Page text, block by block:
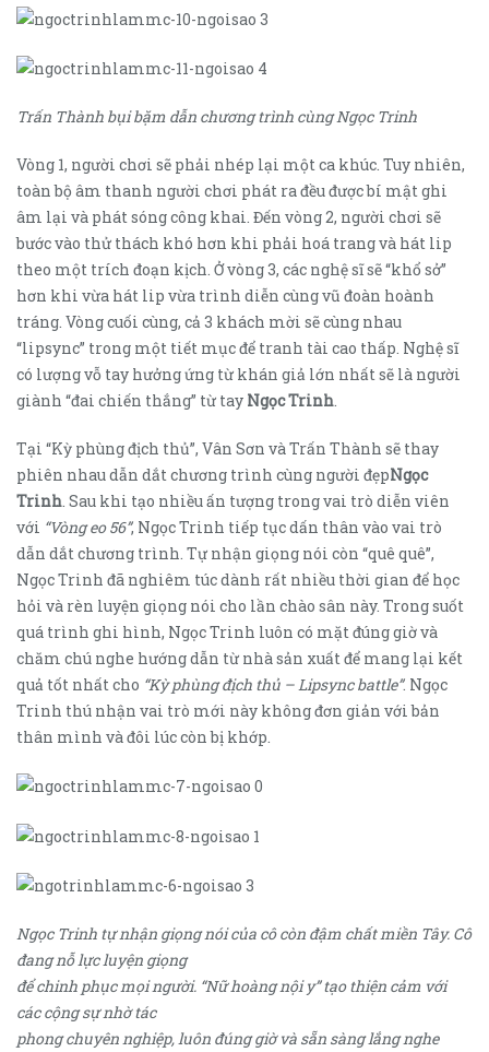
Trấn Thành bụi bặm dẫn chương trình cùng Ngọc Trinh
Vòng 1, người chơi sẽ phải nhép lại một ca khúc. Tuy nhiên,
toàn bộ âm thanh người chơi phát ra đều được bí mật ghi
âm lại và phát sóng công khai. Đến vòng 2, người chơi sẽ
bước vào thử thách khó hơn khi phải hoá trang và hát lip
theo một trích đoạn kịch. Ở vòng 3, các nghệ sĩ sẽ “khổ sở”
hơn khi vừa hát lip vừa trình diễn cùng vũ đoàn hoành
tráng. Vòng cuối cùng, cả 3 khách mời sẽ cùng nhau
“lipsync” trong một tiết mục để tranh tài cao thấp. Nghệ sĩ
có lượng vỗ tay hưởng ứng từ khán giả lớn nhất sẽ là người
giành “đai chiến thắng” từ tay Ngọc Trinh.
Tại “Kỳ phùng địch thủ”, Vân Sơn và Trấn Thành sẽ thay
phiên nhau dẫn dắt chương trình cùng người đẹpNgọc
Trinh. Sau khi tạo nhiều ấn tượng trong vai trò diễn viên
với “Vòng eo 56”, Ngọc Trinh tiếp tục dấn thân vào vai trò
dẫn dắt chương trình. Tự nhận giọng nói còn “quê quê”,
Ngọc Trinh đã nghiêm túc dành rất nhiều thời gian để học
hỏi và rèn luyện giọng nói cho lần chào sân này. Trong suốt
quá trình ghi hình, Ngọc Trinh luôn có mặt đúng giờ và
chăm chú nghe hướng dẫn từ nhà sản xuất để mang lại kết
quả tốt nhất cho “Kỳ phùng địch thủ – Lipsync battle”. Ngọc
Trinh thú nhận vai trò mới này không đơn giản với bản
thân mình và đôi lúc còn bị khớp.
Ngọc Trinh tự nhận giọng nói của cô còn đậm chất miền Tây. Cô
đang nỗ lực luyện giọng
để chinh phục mọi người. “Nữ hoàng nội y” tạo thiện cảm với
các cộng sự nhờ tác
phong chuyên nghiệp, luôn đúng giờ và sẵn sàng lắng nghe